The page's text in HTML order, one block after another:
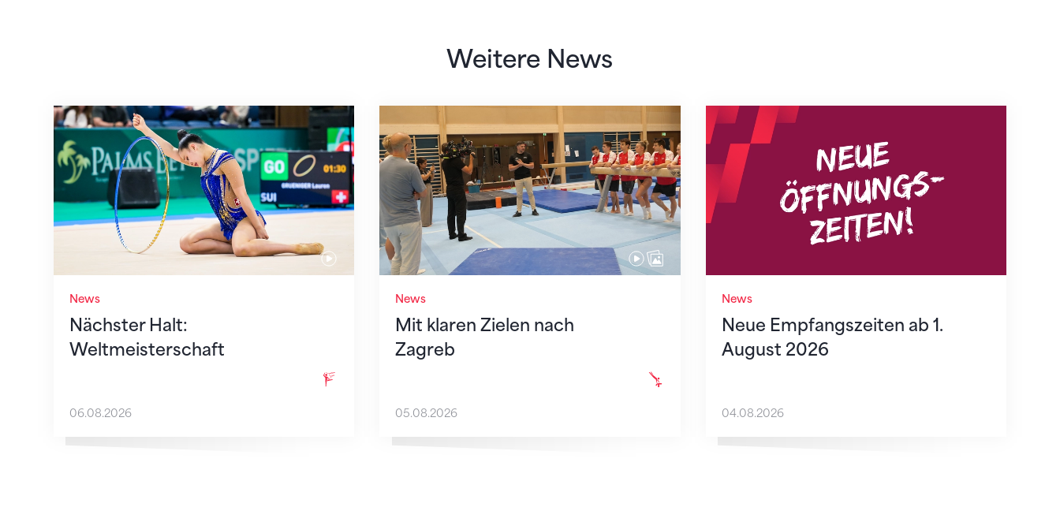
Weitere News
News
Nächster Halt:
Weltmeisterschaft
Nächster Halt: Weltmeisterschaft
06.08.2026
News
Mit klaren Zielen nach
Zagreb
Mit klaren Zielen nach Zagreb
05.08.2026
News
Neue Empfangszeiten ab 1.
August 2026
Neue Empfangszeiten ab 1. August 2026
04.08.2026